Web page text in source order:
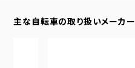
主な自転車の取り扱いメーカー